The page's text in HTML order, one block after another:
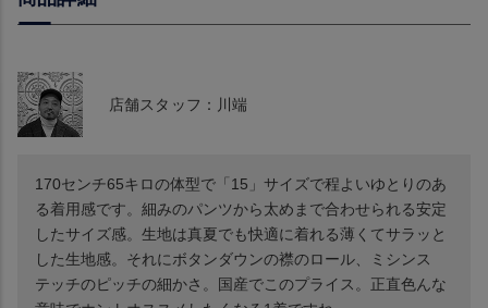
店舗スタッフ：川端
170センチ65キロの体型で「15」サイズで程よいゆとりのあ
る着用感です。細みのパンツから太めまで合わせられる安定
したサイズ感。生地は真夏でも快適に着れる薄くてサラッと
した生地感。それにボタンダウンの襟のロール、ミシンス
テッチのピッチの細かさ。国産でこのプライス。正直色んな